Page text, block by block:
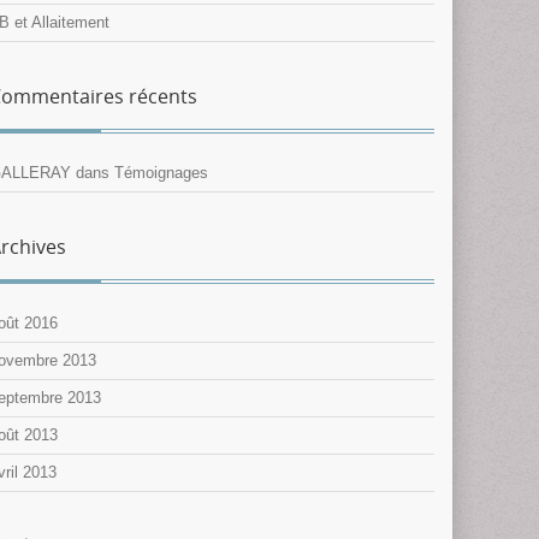
et Allaitement
récents
dans Témoignages
2016
2013
2013
2013
2013